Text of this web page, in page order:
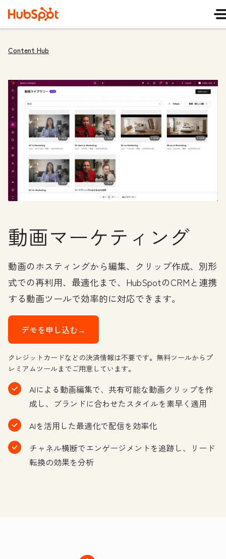
Content Hub
動画マーケティング
動画のホスティングから編集、クリップ作成、別形
式での再利用、最適化まで、HubSpotのCRMと連携
する動画ツールで効率的に対応できます。
デモを申し込む→
クレジットカードなどの決済情報は不要です。無料ツールからプ
レミアムツールまでご用意しています。
AIによる動画編集で、共有可能な動画クリップを作
成し、ブランドに合わせたスタイルを素早く適用
AIを活用した最適化で配信を効率化
チャネル横断でエンゲージメントを追跡し、リード
転換の効果を分析